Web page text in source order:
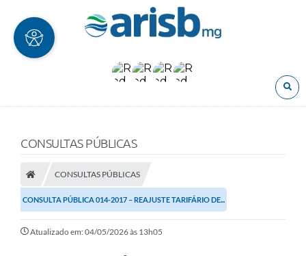
CONSULTAS PÚBLICAS
CONSULTAS PÚBLICAS
CONSULTA PÚBLICA 014-2017 – REAJUSTE TARIFÁRIO DE...
Atualizado em: 04/05/2026 às 13h05